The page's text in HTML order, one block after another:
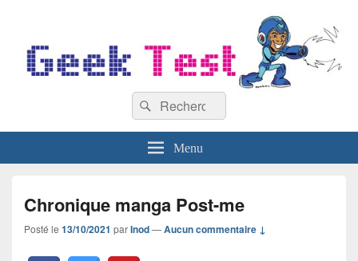
Recherche :
Rechercher
Menu
Chronique manga Post-me
Posté le 13/10/2021 parInod—Aucun commentaire ↓